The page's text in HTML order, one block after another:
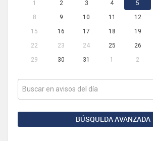
1 2 3 4 5
8
9 10 11 12
15
16 17 18 19
22
23 24 25 26
29
30 31 1 2
BÚSQUEDA AVANZADA